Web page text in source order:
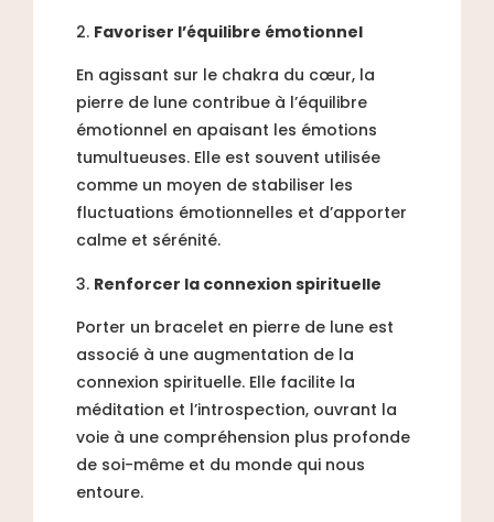
Favoriser l’équilibre émotionnel
En agissant sur le chakra du cœur, la
pierre de lune contribue à l’équilibre
émotionnel en apaisant les émotions
tumultueuses. Elle est souvent utilisée
comme un moyen de stabiliser les
fluctuations émotionnelles et d’apporter
calme et sérénité.
Renforcer la connexion spirituelle
Porter un bracelet en pierre de lune est
associé à une augmentation de la
connexion spirituelle. Elle facilite la
méditation et l’introspection, ouvrant la
voie à une compréhension plus profonde
de soi-même et du monde qui nous
entoure.